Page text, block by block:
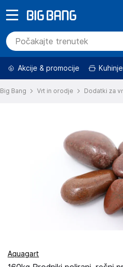
Akcije & promocije Kuhinje
Big Bang Vrt in orodje Dodatki za
Aquagart